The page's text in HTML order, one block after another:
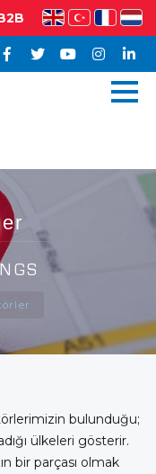
bulunduğu;
ülkeleri gösterir.
bir parçası olmak